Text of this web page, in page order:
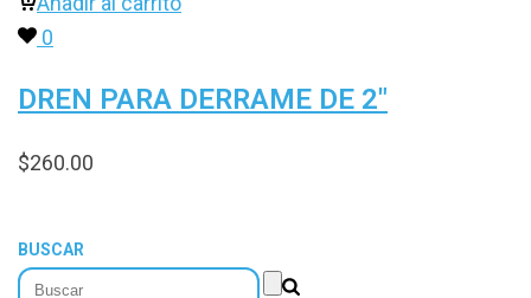
0
DREN PARA DERRAME DE 2″
$260.00
BUSCAR